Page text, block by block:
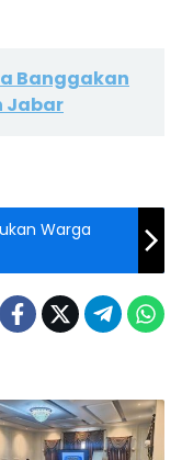
Banggakan
Jabar
Warga